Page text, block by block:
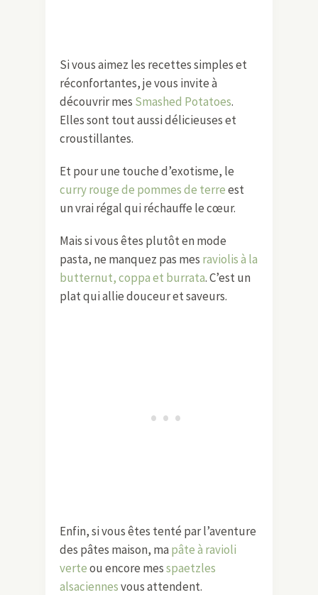
Si vous aimez les recettes simples et
réconfortantes, je vous invite à
découvrir mes Smashed Potatoes.
Elles sont tout aussi délicieuses et
croustillantes.
Et pour une touche d’exotisme, le
curry rouge de pommes de terreest
un vrai régal qui réchauffe le cœur.
Mais si vous êtes plutôt en mode
pasta, ne manquez pas mes raviolis à la
butternut, coppa et burrata. C’est un
plat qui allie douceur et saveurs.
Enfin, si vous êtes tenté par l’aventure
des pâtes maison, ma pâte à ravioli
verteou encore messpaetzles
alsaciennesvous attendent.